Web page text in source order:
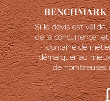
Si le devis est
de la concurrence
domaine de
démarquer au
de nombreuses
BENCHMARK